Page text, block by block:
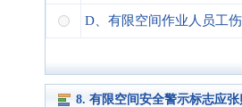
D、有限空间作业人员工
8. 有限空间安全警示标志应张